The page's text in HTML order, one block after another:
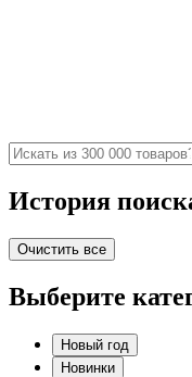
История
Очистить все
Выберите
Новый год
Новинки